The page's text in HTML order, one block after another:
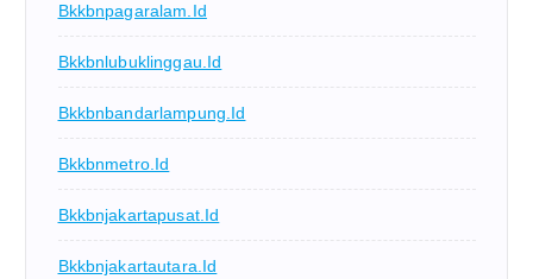
Bkkbnpagaralam.id
Bkkbnlubuklinggau.id
Bkkbnbandarlampung.id
Bkkbnmetro.id
Bkkbnjakartapusat.id
Bkkbnjakartautara.id